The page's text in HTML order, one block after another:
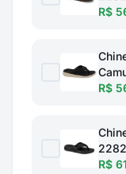
R$
R$
R$